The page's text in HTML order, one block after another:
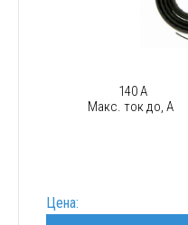
140 А
Макс. ток до, А
Цена: